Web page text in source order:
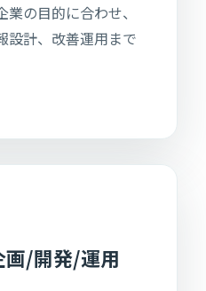
の目的に合わせ、
設計、改善運用まで
/開発/運用